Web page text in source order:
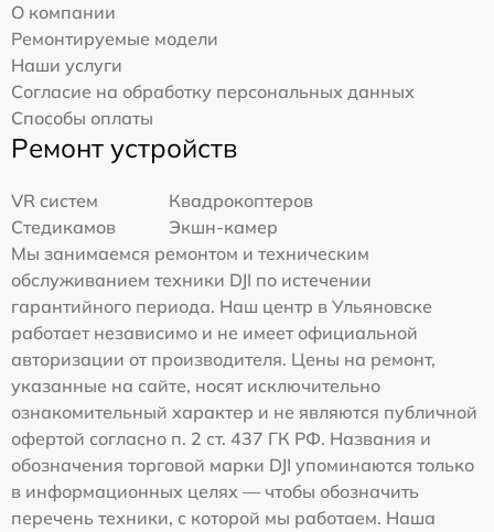
О компании
Ремонтируемые модели
Наши услуги
Согласие на обработку персональных данных
Способы оплаты
Ремонт устройств
VR систем
Квадрокоптеров
Стедикамов
Экшн-камер
Мы занимаемся ремонтом и техническим
обслуживанием техники DJI по истечении
гарантийного периода. Наш центр в Ульяновске
работает независимо и не имеет официальной
авторизации от производителя. Цены на ремонт,
указанные на сайте, носят исключительно
ознакомительный характер и не являются публичной
офертой согласно п. 2 ст. 437 ГК РФ. Названия и
обозначения торговой марки DJI упоминаются только
в информационных целях — чтобы обозначить
перечень техники, с которой мы работаем. Наша